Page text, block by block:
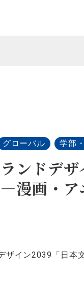
グローバル 学部
ンドデ
漫画・ア
ザイン2039「日本